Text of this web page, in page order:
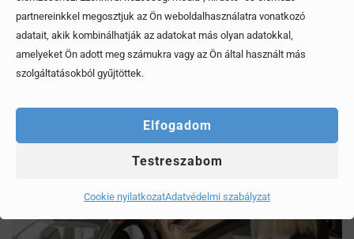
partnereinkkel megosztjuk az Ön weboldalhasználatra vonatkozó
adatait, akik kombinálhatják az adatokat más olyan adatokkal,
amelyeket Ön adott meg számukra vagy az Ön által használt más
szolgáltatásokból gyűjtöttek.
Elfogadom
Testreszabom
Cookie nyilatkozatAdatvédelmi szabályzat
Mítoszok, amiktől mi is csak fogjuk a fejünket
Érdekel, elolvasom